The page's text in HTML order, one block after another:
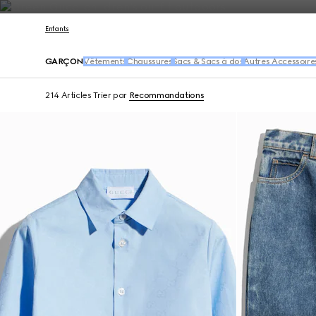
Nous Contacter
Enfants
GARÇON Vêtements Chaussures Sacs & Sacs à dos Autres
214 Articles Trier par Recommandations